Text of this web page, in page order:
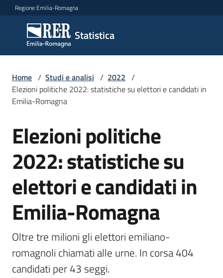
Vai al contenuto
Vai alla navigazione
Vai al footer
Regione Emilia-Romagna
Statistica
Statistica
Novità
Studi
e
analisi
Menu selezionato
Statistiche
per
temi
Metadati
Home / Studi e analisi / 2022 /
Elezioni politiche 2022: statistiche su elettori e candidati in
Emilia-Romagna
Salta al contenuto
Elezioni politiche
2022: statistiche su
elettori e candidati in
Emilia-Romagna
Oltre tre milioni gli elettori emiliano-
romagnoli chiamati alle urne. In corsa 404
candidati per 43 seggi.